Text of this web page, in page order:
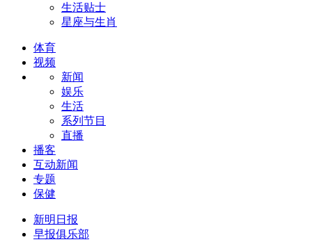
生活贴士
星座与生肖
体育
视频
新闻
娱乐
生活
系列节目
直播
播客
互动新闻
专题
保健
新明日报
早报俱乐部